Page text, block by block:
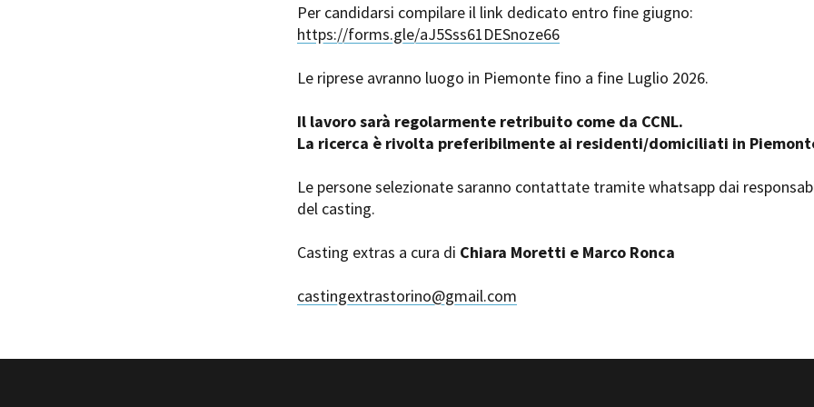
Open Day
Ciak in TOur!
Amministrazione trasparente Bandi e gare Contatti Privacy Cookie policy
Per candidarsi compilare il link dedicato entro fine giugno:
https://forms.gle/aJ5Sss61DESnoze66
Le riprese avranno luogo in Piemonte fino a fine Luglio 2026.
Il lavoro sarà regolarmente retribuito come da CCNL.
La ricerca è rivolta preferibilmente ai residenti/domiciliati in
Le persone selezionate saranno contattate tramite whatsapp dai
del casting.
Casting extras a cura di Chiara Moretti e Marco Ronca
castingextrastorino@gmail.com